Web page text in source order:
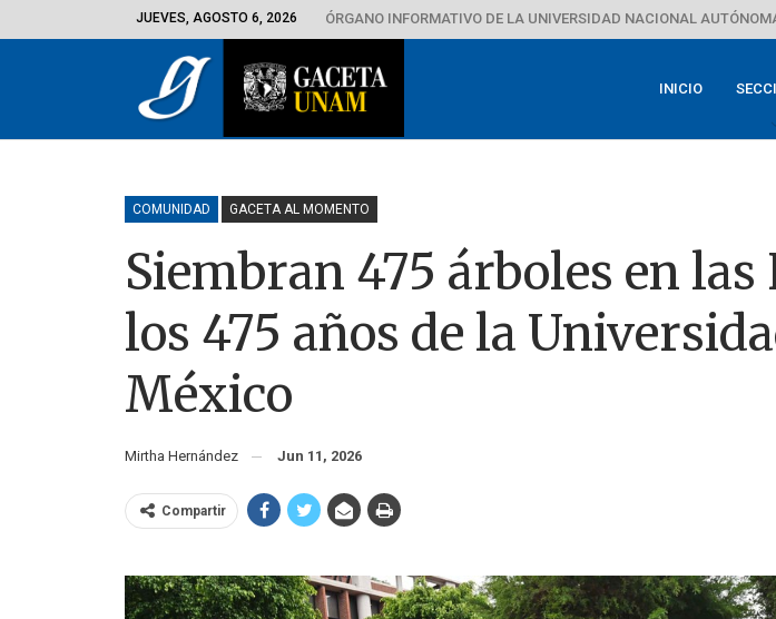
JUEVES, AGOSTO 6, 2026 ÓRGANO INFORMATIVO DE LA UNIVERSIDAD NACIONAL
INICIO
COMUNIDAD GACETA AL MOMENTO
Siembran 475 árboles en las
los 475 años de la
México
Mirtha Hernández Jun 11, 2026
Compartir